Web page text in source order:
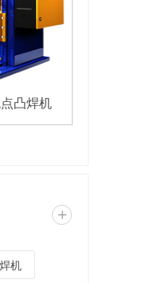
凸焊机
+
机